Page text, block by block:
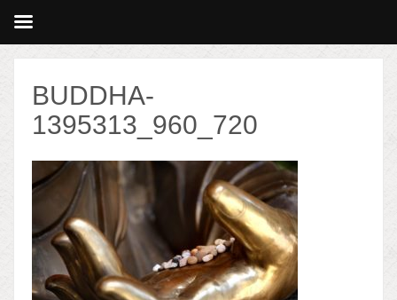
BUDDHA-
1395313_960_720